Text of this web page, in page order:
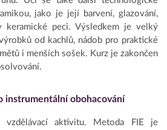
jako je její barvení, glazování,
keramické peci. Výsledkem je velký
od kachlů, nádob pro praktické
i menších sošek. Kurz je zakončen
instrumentální obohacování
vzdělávací aktivitu. Metoda FIE je